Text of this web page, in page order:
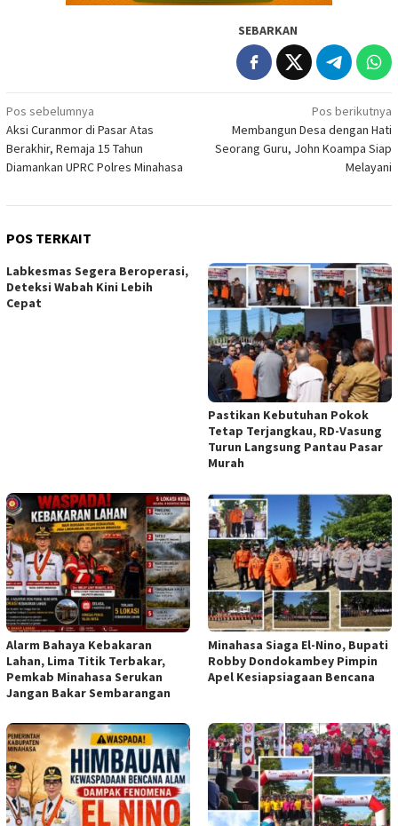
SEBARKAN
Navigasi
pos
Pos sebelumnya
Aksi Curanmor di Pasar Atas
Berakhir, Remaja 15 Tahun
Diamankan UPRC Polres Minahasa
Pos berikutnya
Membangun Desa dengan Hati
Seorang Guru, John Koampa Siap
Melayani
POS TERKAIT
Labkesmas Segera Beroperasi,
Deteksi Wabah Kini Lebih
Cepat
Pastikan Kebutuhan Pokok
Tetap Terjangkau, RD-Vasung
Turun Langsung Pantau Pasar
Murah
Alarm Bahaya Kebakaran
Lahan, Lima Titik Terbakar,
Pemkab Minahasa Serukan
Jangan Bakar Sembarangan
Minahasa Siaga El-Nino, Bupati
Robby Dondokambey Pimpin
Apel Kesiapsiagaan Bencana